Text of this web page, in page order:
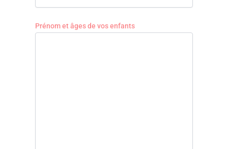
Prénom et âges de vos enfants